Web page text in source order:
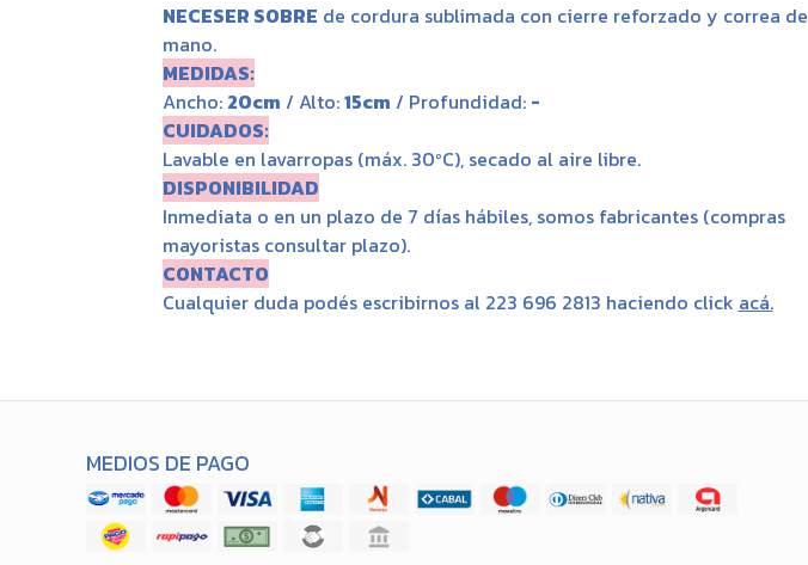
NECESER SOBRE de cordura sublimada con cierre reforzado y correa de
mano.
MEDIDAS:
Ancho: 20cm / Alto:15cm / Profundidad: -
CUIDADOS:
Lavable en lavarropas (máx. 30ºC), secado al aire libre.
DISPONIBILIDAD
Inmediata o en un plazo de 7 días hábiles, somos fabricantes (compras
mayoristas consultar plazo).
CONTACTO
Cualquier duda podés escribirnos al 223 696 2813 haciendo click acá.
MEDIOS DE PAGO